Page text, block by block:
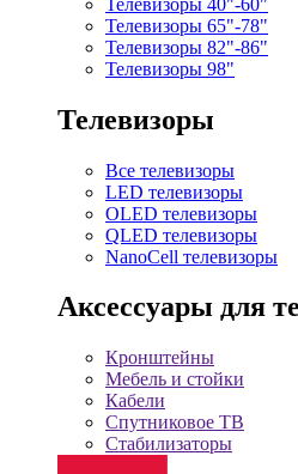
Телевизоры 65"-78"
Телевизоры 82"-86"
Телевизоры 98"
Телевизоры
Все телевизоры
LED телевизоры
OLED телевизоры
QLED телевизоры
NanoCell телевизоры
Аксессуары для
Кронштейны
Мебель и стойки
Кабели
Спутниковое ТВ
Стабилизаторы